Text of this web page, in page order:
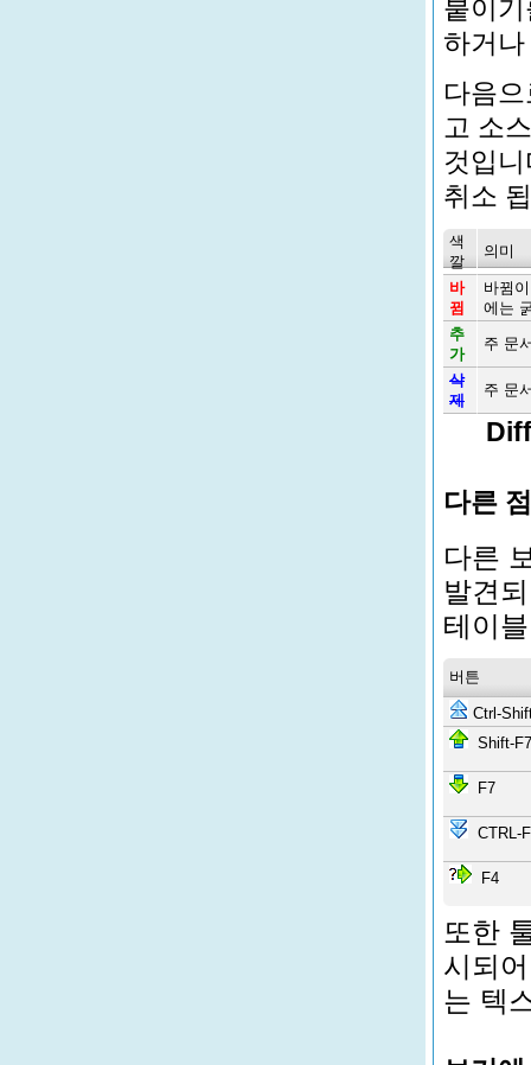
붙이
하거
다음
고 소
것입
취소
색
깔
의미
바
뀜
바뀜
에는
추
가
주 문
삭
제
주 문
Diff
다른
다른
발견
테이
버튼
Ctrl-
Shift-F7
F7
CTRL-
F4
또한
시되
는 텍